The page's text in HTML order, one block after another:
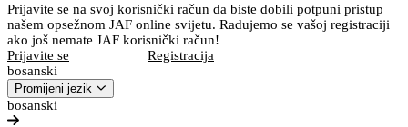
Prijavite se na svoj korisnički račun da biste dobili potpuni pristup
našem opsežnom JAF online svijetu. Radujemo se vašoj registraciji
ako još nemate JAF korisnički račun!
Prijavite se
Registracija
bosanski
Promijeni jezik
bosanski